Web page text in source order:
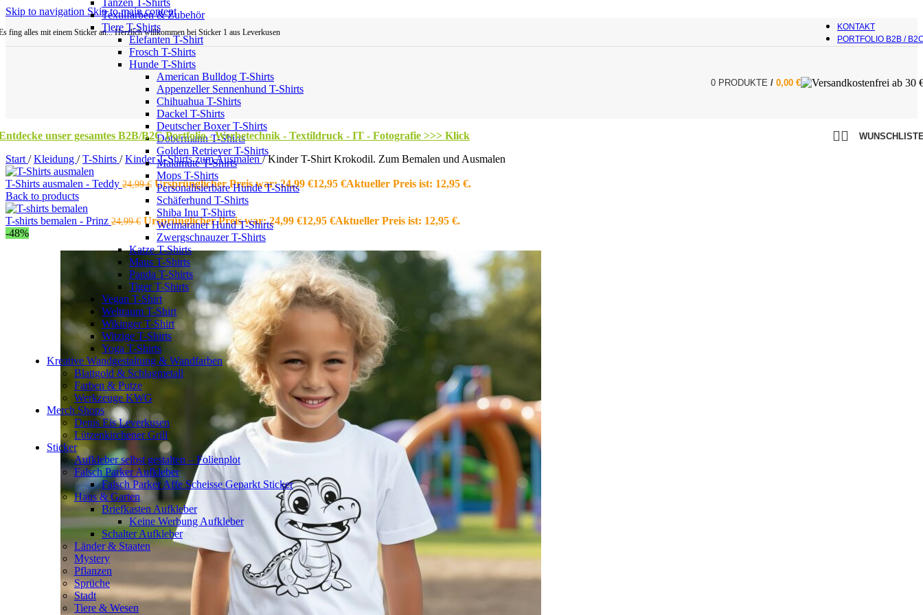
Skip to navigation Skip to main content
fing alles mit einem Sticker an... Herzlich willkommen bei Sticker 1 aus Leverkusen
KONTAKT
PORTFOLIO B2B /
Textilfarben & Zubehör
Tiere T-Shirts
Elefanten T-Shirt
Frosch T-Shirts
Hunde T-Shirts
American Bulldog T-Shirts
Appenzeller Sennenhund T-Shirts
Chihuahua T-Shirts
Dackel T-Shirts
Deutscher Boxer T-Shirts
Dobermann T-Shirts
Golden Retriever T-Shirts
Malamute T-Shirts
Mops T-Shirts
Personalisierbare Hunde T-Shirts
Schäferhund T-Shirts
Shiba Inu T-Shirts
Weimaraner Hund T-Shirts
Zwergschnauzer T-Shirts
Katze T-Shirts
Maus T-Shirts
Panda T-Shirts
Tiger T-Shirts
Vegan T-Shirt
Weltraum T-Shirt
Wikinger T-Shirt
Witzige T-Shirts
Yoga T-Shirts
Kreative Wandgestaltung & Wandfarben
Blattgold & Schlagmetall
Farben & Putze
Werkzeuge KWG
Merch Shops
Denis Eis Leverkusen
Lützenkirchener Grill
Sticker
Aufkleber selbst gestalten – Folienplot
Falsch Parker Aufkleber
Falsch Parker Affe Scheisse Geparkt Sticker
Haus & Garten
Briefkasten Aufkleber
Keine Werbung Aufkleber
Schalter Aufkleber
Länder & Staaten
Mystery
Pflanzen
Sprüche
Stadt
Tiere & Wesen
0 PRODUKTE / 0,00 €
unser gesamtes B2B/B2C Portfolio - Werbetechnik - Textildruck - IT - Fotografie >>> Klick
Start / Kleidung / T-Shirts / Kinder T-Shirts zum Ausmalen/ Kinder T-Shirt Krokodil. Zum Bemalen und Ausmalen
T-Shirts ausmalen - Teddy 24,99€ Ursprünglicher Preis war: 24,99 €12,95 €Aktueller Preis ist: 12,95 €.
Back to products
T-shirts bemalen - Prinz 24,99€ Ursprünglicher Preis war: 24,99 €12,95 €Aktueller Preis ist: 12,95 €.
-48%